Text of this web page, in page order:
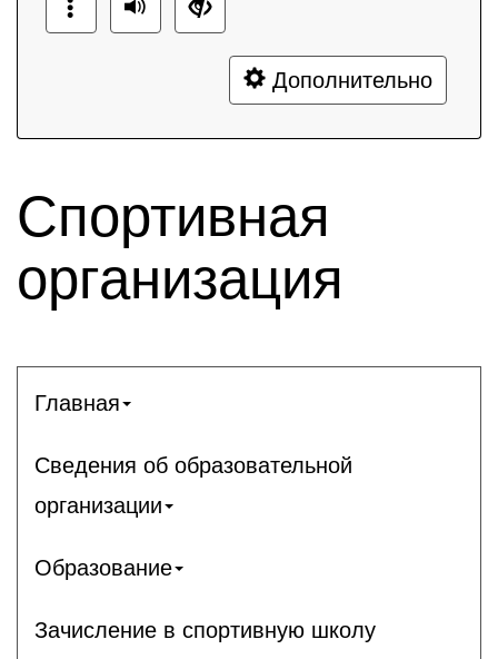
Дополнительно
Спортивная
организация
Главная
Сведения об образовательной
организации
Образование
Зачисление в спортивную школу